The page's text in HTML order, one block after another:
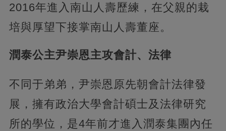
2016年進入南山人壽歷練，在父親的栽
培與厚望下接掌南山人壽董座。
潤泰公主尹崇恩主攻會計、法律
不同于弟弟，尹崇恩原先朝會計法律發
展，擁有政治大學會計碩士及法律研究
所的學位，是4年前才進入潤泰集團內任